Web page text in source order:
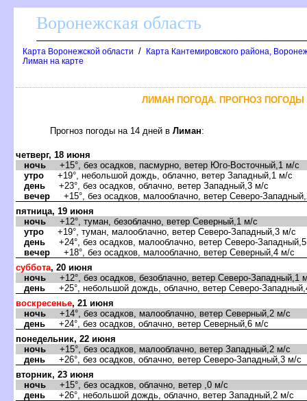
оронежская область
Карта Воронежской области /
Карта Кантемировского района,
Лиман на карте
ЛИМАН ПОГОДА. ПРОГНОЗ ПОГОДЫ
Прогноз погоды на 14 дней Лиман:
четверг, 18 июня
ночь +15°, без осадков, пасмурно, ветер Юго-Восточный,1 м/с
утро +19°, небольшой дождь, облачно, ветер Западный,1 м/с
день +23°, без осадков, облачно, ветер Западный,3 м/с
ечер +15°, без осадков, малооблачно, ветер Северо-
пятница, 19 июня
ночь +12°, туман, безоблачно, ветер Северный,1 м/с
утро +19°, туман, малооблачно, ветер Северо-Западный,3 м/с
день +24°, без осадков, малооблачно, ветер Северо-
ечер +18°, без осадков, малооблачно, ветер Северный,4 м/с
суббота, 20 июня
ночь +12°, без осадков, безоблачно, ветер Северо-Западный,1
день +25°, небольшой дождь, облачно, ветер Северо-
оскресенье, 21 июня
ночь +14°, без осадков, малооблачно, ветер Северный,2 м/с
день +24°, без осадков, облачно, ветер Северный,6 м/с
понедельник, 22 июня
ночь +15°, без осадков, малооблачно, ветер Западный,2 м/с
день +26°, без осадков, облачно, ветер Северо-Западный,3 м/с
торник, 23 июня
ночь +15°, без осадков, облачно, ветер ,0 м/с
день +26°, небольшой дождь, облачно, ветер Западный,2 м/с